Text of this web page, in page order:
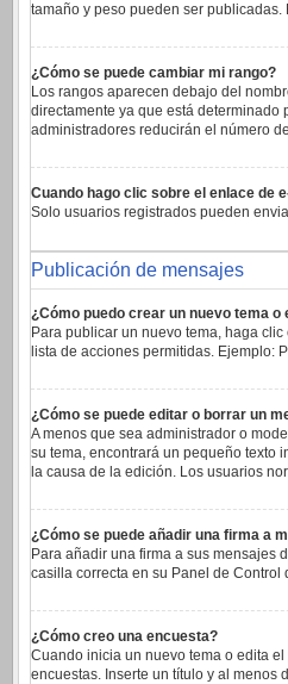
tamaño y peso pueden ser
¿Cómo se puede cambiar mi rango?
Los rangos aparecen debajo del
directamente ya que está determinado
administradores reducirán el número
Cuando hago clic sobre el enlace de
Solo usuarios registrados pueden
Publicación de mensajes
¿Cómo puedo crear un nuevo tema
Para publicar un nuevo tema, haga
lista de acciones permitidas. Ejemplo:
¿Cómo se puede editar o borrar un
A menos que sea administrador o
su tema, encontrará un pequeño texto
la causa de la edición. Los usuarios
¿Cómo se puede añadir una firma a
Para añadir una firma a sus mensajes
casilla correcta en su Panel de
¿Cómo creo una encuesta?
Cuando inicia un nuevo tema o edita
encuestas. Inserte un título y al